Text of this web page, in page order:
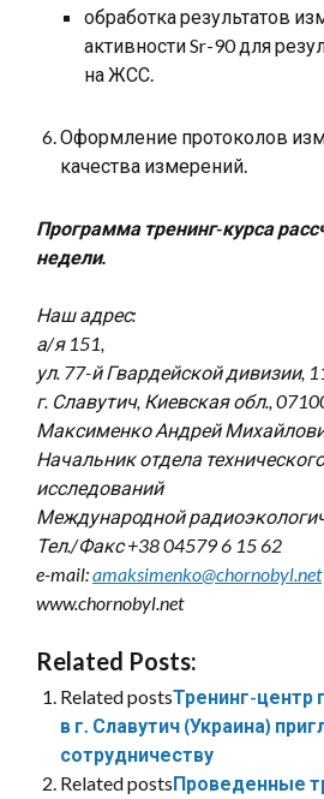
обработка результатов
активности Sr-90 для
на ЖСС.
Оформление протоколов
качества измерений.
Программа тренинг-курса
недели.
Наш адрес:
а/я 151,
ул. 77-й Гвардейской дивизии,
г. Славутич, Киевская обл.,
Максименко Андрей
Начальник отдела
исследований
Международной
Тел./Факс +38 04579 6 15 62
e-mail:amaksimenko@chornobyl.net
www.chornobyl.net
Related Posts:
Related postsТренинг-центр
в г. Славутич (Украина)
сотрудничеству
Related postsПроведенные